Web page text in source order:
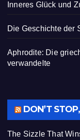
Inneres Glück und
Die Geschichte der
Aphrodite: Die
verwandelte
DON’T
The Sizzle That